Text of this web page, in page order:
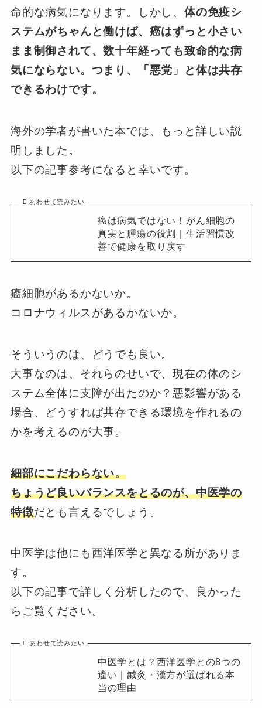
命的な病気になります。しかし、 体の免疫シ
ステムがちゃんと働けば、癌はずっと小さい
まま制御されて、数十年経っても致命的な病
気にならない。つまり、「悪党」と体は共存
できるわけです。
海外の学者が書いた本では、もっと詳しい説
明しました。
以下の記事参考になると幸いです。
あわせて読みたい
癌は病気ではない！がん細胞の
真実と腫瘍の役割｜生活習慣改
善で健康を取り戻す
癌細胞があるかないか。
コロナウィルスがあるかないか。
そういうのは、どうでも良い。
大事なのは、それらのせいで、現在の体のシ
ステム全体に支障が出たのか？悪影響がある
場合、どうすれば共存できる環境を作れるの
かを考えるのが大事。
細部にこだわらない。
ちょうど良いバランスをとるのが、中医学の
特徴だとも言えるでしょう。
中医学は他にも西洋医学と異なる所がありま
す。
以下の記事で詳しく分析したので、良かった
らご覧ください。
あわせて読みたい
中医学とは？西洋医学との8つの
違い｜鍼灸・漢方が選ばれる本
当の理由